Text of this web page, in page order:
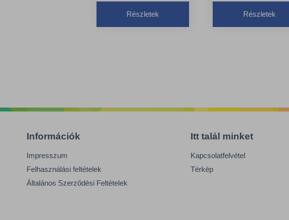
Részletek Részletek
Információk
Impresszum
Felhasználási feltételek
Általános Szerződési Feltételek
Itt talál minket
Kapcsolatfelvétel
Térkép